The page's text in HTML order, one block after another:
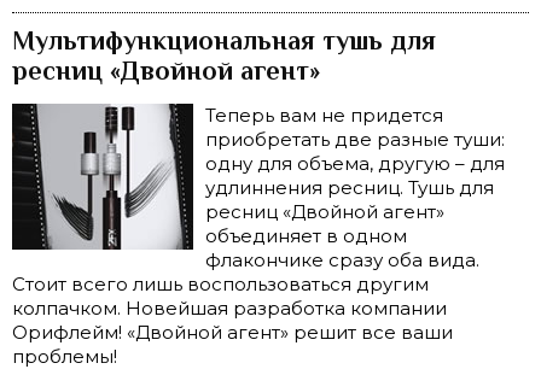
Мультифункциональная тушь для
ресниц «Двойной агент»
Теперь вам не придется
приобретать две разные туши:
одну для объема, другую – для
удлиннения ресниц. Тушь для
ресниц «Двойной агент»
объединяет в одном
флакончике сразу оба вида.
Стоит всего лишь воспользоваться другим
колпачком. Новейшая разработка компании
Орифлейм! «Двойной агент» решит все ваши
проблемы!